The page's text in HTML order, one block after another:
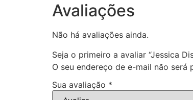
Avaliações
Não há avaliações ainda.
Seja o primeiro a avaliar “Jessica
O seu endereço de e-mail não será
Sua avaliação *